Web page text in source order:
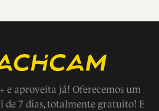
e aproveita já! Oferecemos um
de 7 dias, totalmente gratuito! E